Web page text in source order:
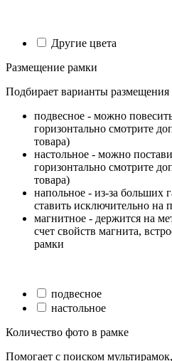
Другие цвета
Размещение рамки
Подбирает варианты размещения
подвесное - можно
горизонтально смотрите
товара)
настольное - можно
горизонтально смотрите
товара)
напольное - из-за больших
ставить исключительно на
магнитное - держится на
счет свойств магнита,
рамки
подвесное
настольное
Количество фото в рамке
Помогает с поиском